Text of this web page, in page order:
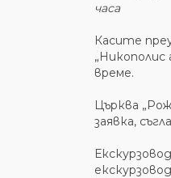
часа
Касите
време.
Църква
заявка,